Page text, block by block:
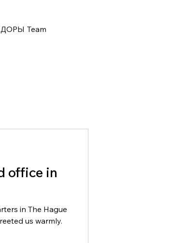
Team
office in
in The Hague
us warmly.